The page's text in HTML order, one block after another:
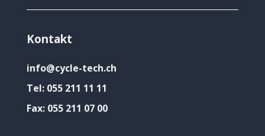
Kontakt
info@cycle-tech.ch
Tel: 055 211 11 11
Fax: 055 211 07 00